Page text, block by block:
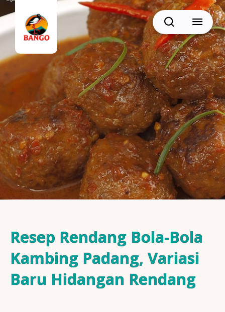
BACK
Resep Sate
Resep Semur
Resep Daging
Resep Ikan
Cari
Resep Rendang Bola-Bola
Kambing Padang, Variasi
Baru Hidangan Rendang